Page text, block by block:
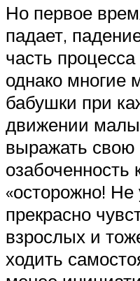
Но первое
падает,
часть
однако многие
бабушки при
движении
выражать свою
озабоченность
«осторожно! Не
прекрасно
взрослых и
ходить